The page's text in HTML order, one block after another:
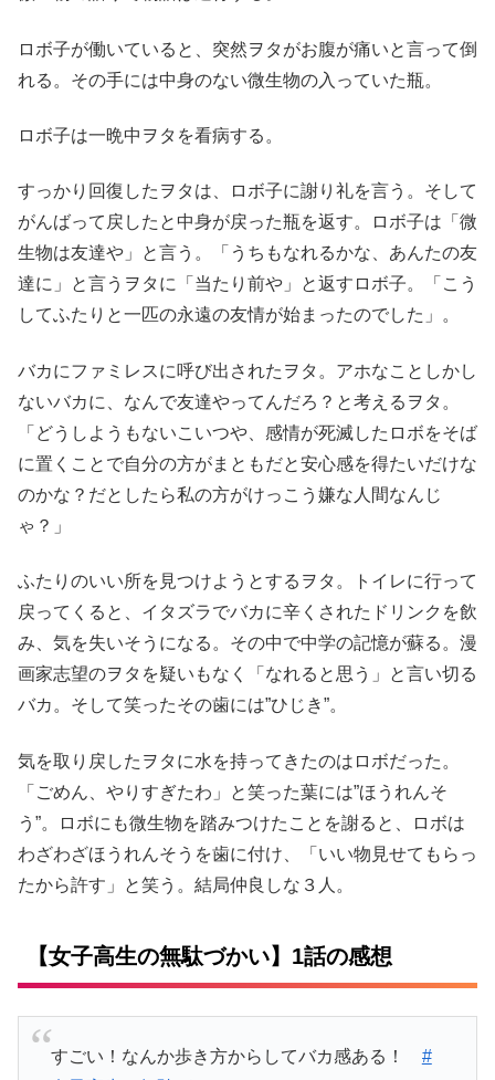
ロボ子が働いていると、突然ヲタがお腹が痛いと言って倒
れる。その手には中身のない微生物の入っていた瓶。
ロボ子は一晩中ヲタを看病する。
すっかり回復したヲタは、ロボ子に謝り礼を言う。そして
がんばって戻したと中身が戻った瓶を返す。ロボ子は「微
生物は友達や」と言う。「うちもなれるかな、あんたの友
達に」と言うヲタに「当たり前や」と返すロボ子。「こう
してふたりと一匹の永遠の友情が始まったのでした」。
バカにファミレスに呼び出されたヲタ。アホなことしかし
ないバカに、なんで友達やってんだろ？と考えるヲタ。
「どうしようもないこいつや、感情が死滅したロボをそば
に置くことで自分の方がまともだと安心感を得たいだけな
のかな？だとしたら私の方がけっこう嫌な人間なんじ
ゃ？」
ふたりのいい所を見つけようとするヲタ。トイレに行って
戻ってくると、イタズラでバカに辛くされたドリンクを飲
み、気を失いそうになる。その中で中学の記憶が蘇る。漫
画家志望のヲタを疑いもなく「なれると思う」と言い切る
バカ。そして笑ったその歯には”ひじき”。
気を取り戻したヲタに水を持ってきたのはロボだった。
「ごめん、やりすぎたわ」と笑った葉には”ほうれんそ
う”。ロボにも微生物を踏みつけたことを謝ると、ロボは
わざわざほうれんそうを歯に付け、「いい物見せてもらっ
たから許す」と笑う。結局仲良しな３人。
【女子高生の無駄づかい】1話の感想
すごい！なんか歩き方からしてバカ感ある！ #